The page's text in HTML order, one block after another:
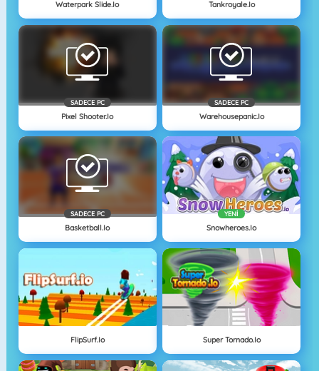
Waterpark Slide.io Tankroyale.io
SADECE PC
Pixel Shooter.io
SADECE PC
Warehousepanic.io
SADECE PC
Basketball.io
YENI
Snowheroes.io
FlipSurf.io Super Tornado.io